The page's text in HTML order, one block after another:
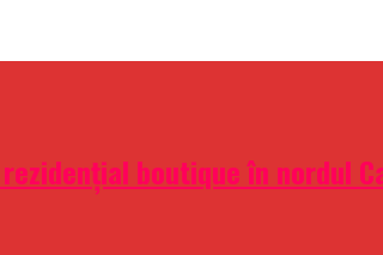
boutique în nordul